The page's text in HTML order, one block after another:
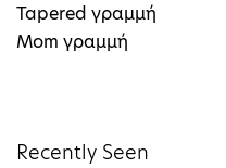
Tapered γραμμή
Mom γραμμή
Recently Seen